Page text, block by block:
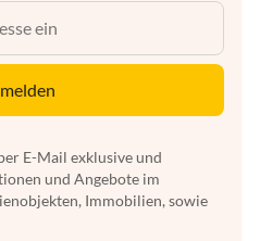
E-Mail exklusive und
und Angebote im
Immobilien, sowie